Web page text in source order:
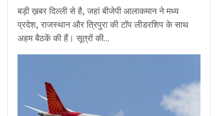
बड़ी ख़बर दिल्ली से है, जहां बीजेपी आलाकमान ने मध्य
प्रदेश, राजस्थान और त्रिपुरा की टॉप लीडरशिप के साथ
अहम बैठकें की हैं। सूत्रों की...